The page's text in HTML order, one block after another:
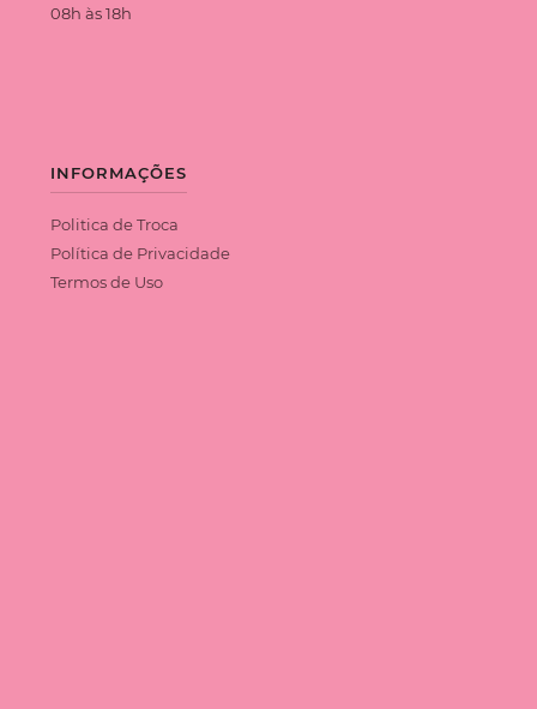
08h às 18h
INFORMAÇÕES
Politica de Troca
Política de Privacidade
Termos de Uso